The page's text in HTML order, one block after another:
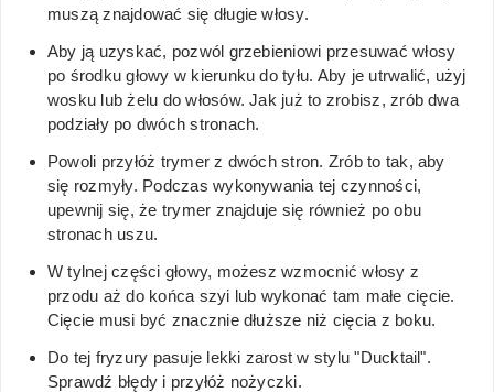
muszą znajdować się długie włosy.
Aby ją uzyskać, pozwól grzebieniowi przesuwać włosy
po środku głowy w kierunku do tyłu. Aby je utrwalić, użyj
wosku lub żelu do włosów. Jak już to zrobisz, zrób dwa
podziały po dwóch stronach.
Powoli przyłóż trymer z dwóch stron. Zrób to tak, aby
się rozmyły. Podczas wykonywania tej czynności,
upewnij się, że trymer znajduje się również po obu
stronach uszu.
W tylnej części głowy, możesz wzmocnić włosy z
przodu aż do końca szyi lub wykonać tam małe cięcie.
Cięcie musi być znacznie dłuższe niż cięcia z boku.
Do tej fryzury pasuje lekki zarost w stylu "Ducktail".
Sprawdź błędy i przyłóż nożyczki.